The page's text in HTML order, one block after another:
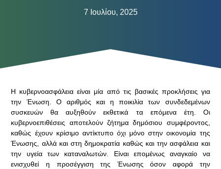
7 Ιουλίου, 2025
Η κυβερνοασφάλεια είναι μία από τις βασικές προκλήσεις για
την Ένωση. Ο αριθμός και η ποικιλία των συνδεδεμένων
συσκευών θα αυξηθούν εκθετικά τα επόμενα έτη. Οι
κυβερνοεπιθέσεις αποτελούν ζήτημα δημόσιου συμφέροντος,
καθώς έχουν κρίσιμο αντίκτυπο όχι μόνο στην οικονομία της
Ένωσης, αλλά και στη δημοκρατία καθώς και την ασφάλεια και
την υγεία των καταναλωτών. Είναι επομένως αναγκαίο να
ενισχυθεί η προσέγγιση της Ένωσης όσον αφορά την